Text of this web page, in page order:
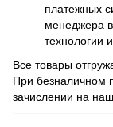
платежных
менеджера
технологии
Все товары
При безналичном
зачислении на